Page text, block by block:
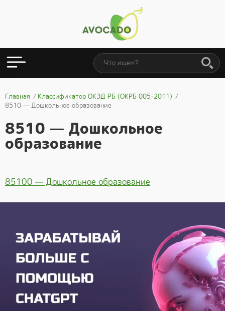
Главная
Классификатор ОКЭД РБ (ОКРБ 005-2011)
8510 — Дошкольное образование
8510 — Дошкольное
образование
85100 — Дошкольное образование